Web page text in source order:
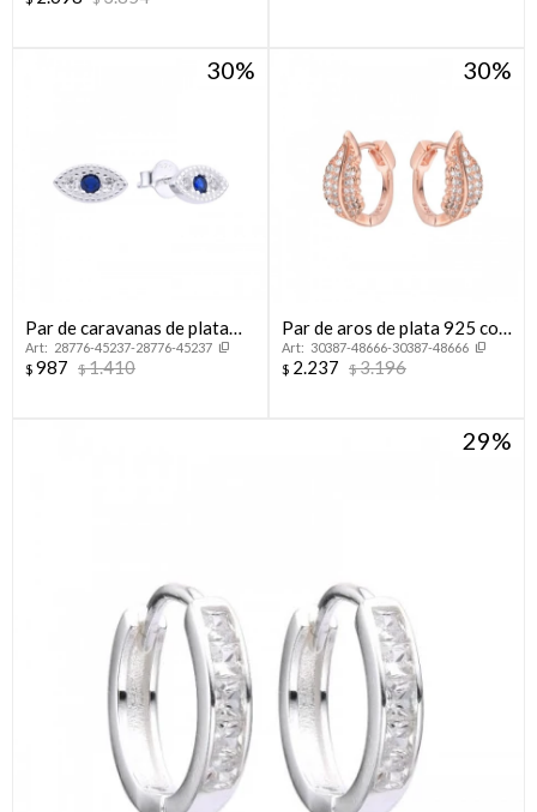
30
Par de caravanas de plata
925 con circonia, OJO
TURCO.
28776-45237-28776-45237
$ 987 $1.410
30
Par de aros de plata 925 con
baño de oro rosado con
circonias, HOJAS.
30387-48666-30387-48666
$ 2.237 $3.196
29